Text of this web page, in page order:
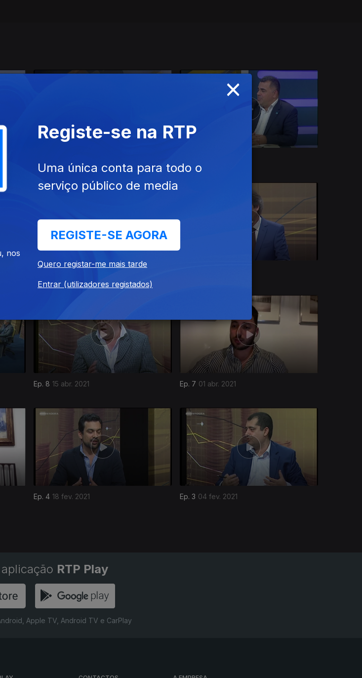
24 jun. 2021
Ep. 8 15 abr. 2021 Ep. 7 01 abr. 2021
Ep. 4 18 fev. 2021 Ep. 3 04 fev. 2021
RTP Play
Apple TV, Android TV e CarPlay
×
nos
Registe-se na RTP
Uma única conta para todo o
serviço público de media
REGISTE-SE AGORA
Quero registar-me mais tarde
Entrar (utilizadores registados)